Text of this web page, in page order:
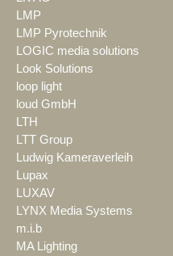
LMP
LMP Pyrotechnik
LOGIC media solutions
Look Solutions
loop light
loud GmbH
LTH
LTT Group
Ludwig Kameraverleih
Lupax
LUXAV
LYNX Media Systems
m.i.b
MA Lighting